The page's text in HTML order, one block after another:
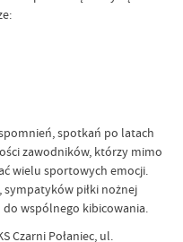
spotkań po latach
zawodników, którzy mimo
wielu sportowych emocji.
sympatyków piłki nożnej
wspólnego kibicowania.
Czarni Połaniec, ul.